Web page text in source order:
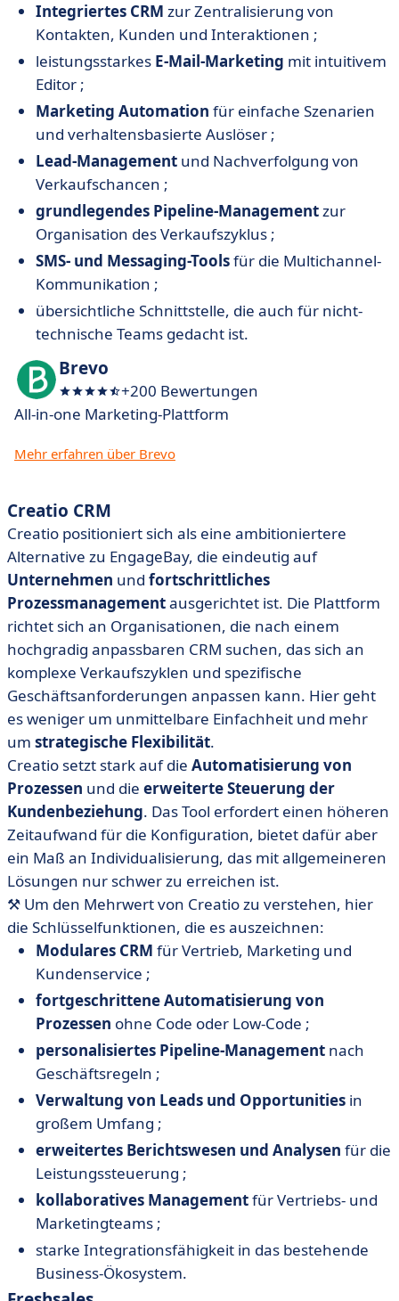
Integriertes CRM zur Zentralisierung von
Kontakten, Kunden und Interaktionen ;
leistungsstarkes E-Mail-Marketing mit intuitivem
Editor ;
Marketing Automation für einfache Szenarien
und verhaltensbasierte Auslöser ;
Lead-Management und Nachverfolgung von
Verkaufschancen ;
grundlegendes Pipeline-Managementzur
Organisation des Verkaufszyklus ;
SMS- und Messaging-Toolsfür die Multichannel-
Kommunikation ;
übersichtliche Schnittstelle, die auch für nicht-
technische Teams gedacht ist.
Brevo
+200 Bewertungen
All-in-one Marketing-Plattform
Mehr erfahren über Brevo
Creatio CRM
Creatio positioniert sich als eine ambitioniertere
Alternative zu EngageBay, die eindeutig auf
Unternehmen und fortschrittliches
Prozessmanagementausgerichtet ist. Die Plattform
richtet sich an Organisationen, die nach einem
hochgradig anpassbaren CRM suchen, das sich an
komplexe Verkaufszyklen und spezifische
Geschäftsanforderungen anpassen kann. Hier geht
es weniger um unmittelbare Einfachheit und mehr
um strategische Flexibilität.
Creatio setzt stark auf die Automatisierung von
Prozessen und die erweiterte Steuerung der
Kundenbeziehung. Das Tool erfordert einen höheren
Zeitaufwand für die Konfiguration, bietet dafür aber
ein Maß an Individualisierung, das mit allgemeineren
Lösungen nur schwer zu erreichen ist.
⚒️ Um den Mehrwert von Creatio zu verstehen, hier
die Schlüsselfunktionen, die es auszeichnen:
Modulares CRM für Vertrieb, Marketing und
Kundenservice ;
fortgeschrittene Automatisierung von
Prozessen ohne Code oder Low-Code ;
personalisiertes Pipeline-Management nach
Geschäftsregeln ;
Verwaltung von Leads und Opportunities in
großem Umfang ;
erweitertes Berichtswesen und Analysen für die
Leistungssteuerung ;
kollaboratives Managementfür Vertriebs- und
Marketingteams ;
starke Integrationsfähigkeit in das bestehende
Business-Ökosystem.